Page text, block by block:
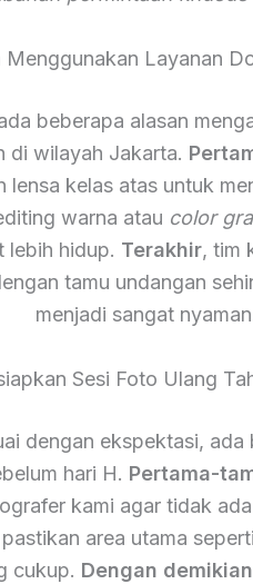
Menggunakan Layanan
beberapa alasan
di wilayah Jakarta.
lensa kelas atas untuk
warna atau color
lebih hidup. Terakhir, tim
tamu undangan
menjadi sangat
Sesi Foto Ulang
dengan ekspektasi, ada
hari H. Pertama-
kami agar tidak
pastikan area utama
cukup. Dengan demikian